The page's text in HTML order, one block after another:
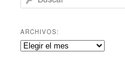
u
c
a
r
ARCHIVOS:
Archivos: